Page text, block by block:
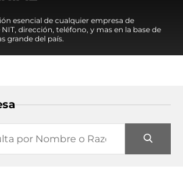
esencial de cualquier empresa de
dirección, teléfono, y mas en la base de
grande del país.